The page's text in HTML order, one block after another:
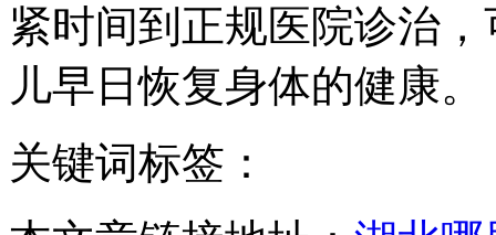
紧时间到正规医院诊治
儿早日恢复身体的健康。
关键词标签：